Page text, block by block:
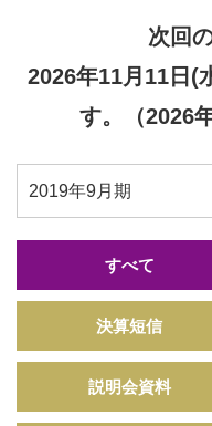
次回
2026年11月11日(
す。（2026
すべて
決算短信
説明会資料